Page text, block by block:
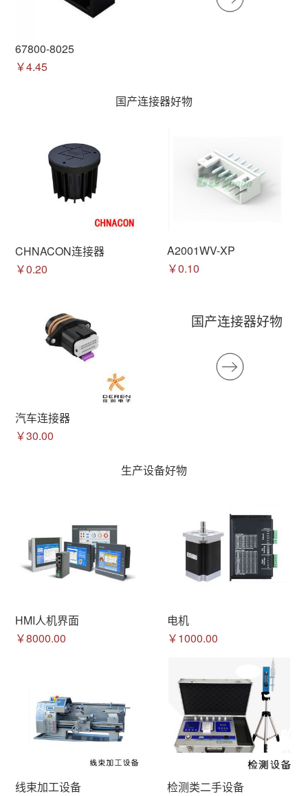
67800-8025
￥4.45
国产连接器好物
CHNACON连接器
￥0.20
A2001WV-XP
￥0.10
汽车连接器
￥30.00
国产连接器好物
生产设备好物
HMI人机界面
￥8000.00
电机
￥1000.00
线束加工设备
检测类二手设备